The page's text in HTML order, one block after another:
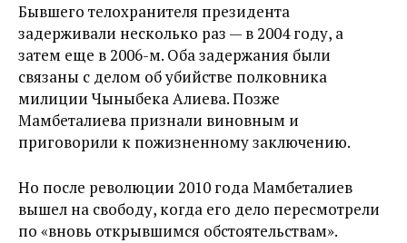
Бывшего телохранителя президента
задерживали несколько раз — в 2004 году, а
затем еще в 2006-м. Оба задержания были
связаны с делом об убийстве полковника
милиции Чыныбека Алиева. Позже
Мамбеталиева признали виновным и
приговорили к пожизненному заключению.
Но после революции 2010 года Мамбеталиев
вышел на свободу, когда его дело пересмотрели
по «вновь открывшимся обстоятельствам».